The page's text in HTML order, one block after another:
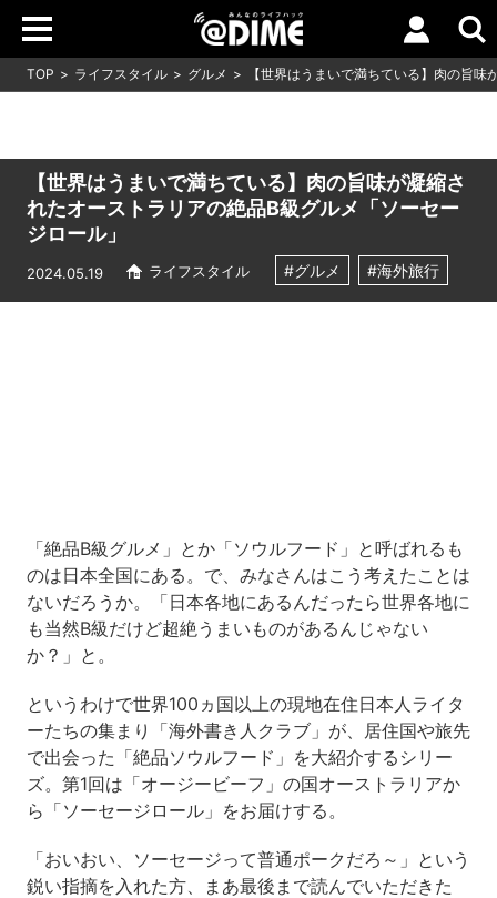
TOP ライフスタイル グルメ 【世界はうまいで満ちている】肉の旨
【世界はうまいで満ちている】肉の旨味が凝縮さ
れたオーストラリアの絶品B級グルメ「ソーセー
ジロール」
2024.05.19 ライフスタイル #グルメ #海外旅行
「絶品B級グルメ」とか「ソウルフード」と呼ばれるも
のは日本全国にある。で、みなさんはこう考えたことは
ないだろうか。「日本各地にあるんだったら世界各地に
も当然B級だけど超絶うまいものがあるんじゃない
か？」と。
というわけで世界100ヵ国以上の現地在住日本人ライタ
ーたちの集まり「海外書き人クラブ」が、居住国や旅先
で出会った「絶品ソウルフード」を大紹介するシリー
ズ。第1回は「オージービーフ」の国オーストラリアか
ら「ソーセージロール」をお届けする。
「おいおい、ソーセージって普通ポークだろ～」という
鋭い指摘を入れた方、まあ最後まで読んでいただきた